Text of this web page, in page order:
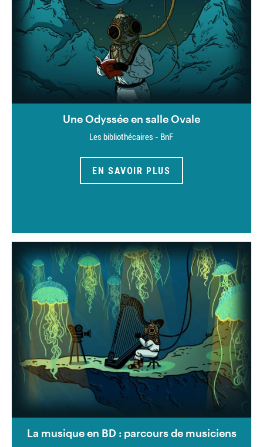
Une Odyssée en salle Ovale
Les bibliothécaires - BnF
EN SAVOIR PLUS
La musique en BD : parcours de musiciens